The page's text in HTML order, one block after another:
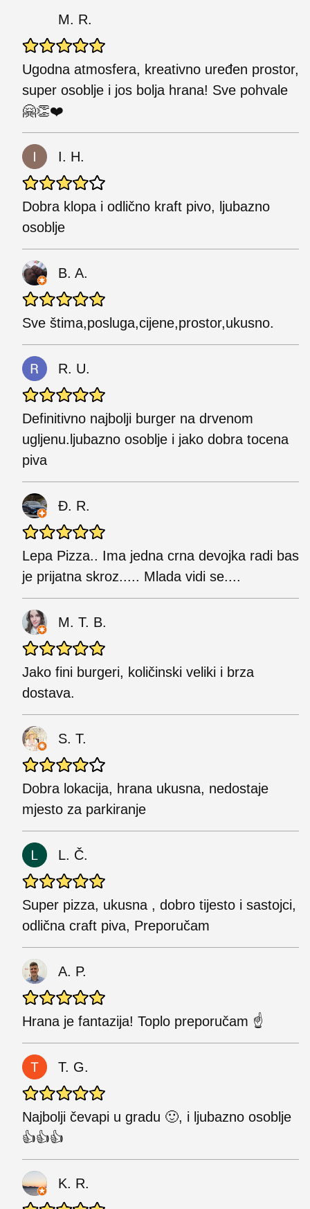
M. R.
Ugodna atmosfera, kreativno uređen prostor,
super osoblje i jos bolja hrana! Sve pohvale
🤗👏❤️
I. H.
Dobra klopa i odlično kraft pivo, ljubazno
osoblje
B. A.
Sve štima,posluga,cijene,prostor,ukusno.
R. U.
Definitivno najbolji burger na drvenom
ugljenu.ljubazno osoblje i jako dobra tocena
piva
Đ. R.
Lepa Pizza.. Ima jedna crna devojka radi bas
je prijatna skroz..... Mlada vidi se....
M. T. B.
Jako fini burgeri, količinski veliki i brza
dostava.
S. T.
Dobra lokacija, hrana ukusna, nedostaje
mjesto za parkiranje
L. Č.
Super pizza, ukusna , dobro tijesto i sastojci,
odlična craft piva, Preporučam
A. P.
Hrana je fantazija! Toplo preporučam ☝️
T. G.
Najbolji čevapi u gradu 🙂, i ljubazno osoblje
👍👍👍
K. R.